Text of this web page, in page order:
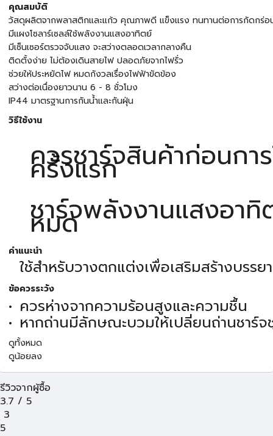
คุณสมบัติ
วัสดุผลิตจากพลาสติกและแก้ว คุณภาพดี แข็งแรง ทนทานต่อการกัดกร่อ
มีแผงโซลาร์เซลล์ใช้พลังงานแสงอาทิตย์
มีเซ็นเซอร์ตรวจจับแสง จะสว่างตลอดเวลากลางคืน
ติดตั้งง่าย ไม่ต้องเดินสายไฟ ปลอดภัยจากไฟรั่ว
ช่วยให้ประหยัดไฟ หมดกังวลเรื่องไฟฟ้าขัดข้อง
สว่างต่อเนื่องยาวนาน 6 - 8 ชั่วโมง
IP44 มาตรฐานการกันน้ำและกันฝุ่น
วิธีใช้งาน
ควรชาร์จสินค้าก่อนกา
ครั้งแรก
ชาร์จพลังงานแสงอาทิ
หมด
คำแนะนำ
ใช้สำหรับวางตกแต่งเพื่อเสริมสร้างบรรย
ข้อควรระวัง
ควรห่างจากความร้อนสูงและความชื้น
หากถ่านมีลักษณะบวมให้เปลี่ยนถ่านชาร์จ
ดูทั้งหมด
ดูน้อยลง
รีวิวจากผู้ซื้อ
3.7 / 5
3
5